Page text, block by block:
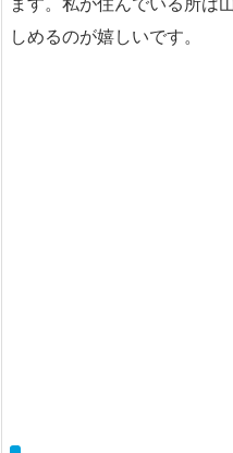
しめるのが嬉しいです。